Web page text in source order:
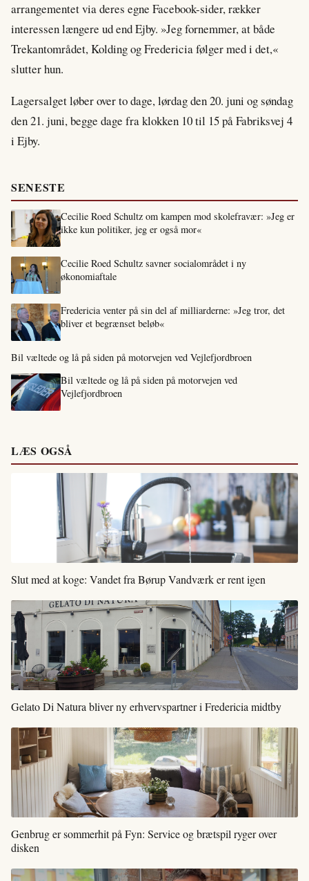
arrangementet via deres egne Facebook-sider, rækker
interessen længere ud end Ejby. »Jeg fornemmer, at både
Trekantområdet, Kolding og Fredericia følger med i det,«
slutter hun.
Lagersalget løber over to dage, lørdag den 20. juni og søndag
den 21. juni, begge dage fra klokken 10 til 15 på Fabriksvej 4
i Ejby.
SENESTE
Cecilie Roed Schultz om kampen mod skolefravær: »Jeg er
ikke kun politiker, jeg er også mor«
Cecilie Roed Schultz savner socialområdet i ny
økonomiaftale
Fredericia venter på sin del af milliarderne: »Jeg tror, det
bliver et begrænset beløb«
Bil væltede og lå på siden på motorvejen ved Vejlefjordbroen
Bil væltede og lå på siden på motorvejen ved
Vejlefjordbroen
LÆS OGSÅ
Slut med at koge: Vandet fra Børup Vandværk er rent igen
Gelato Di Natura bliver ny erhvervspartner i Fredericia midtby
Genbrug er sommerhit på Fyn: Service og brætspil ryger over
disken